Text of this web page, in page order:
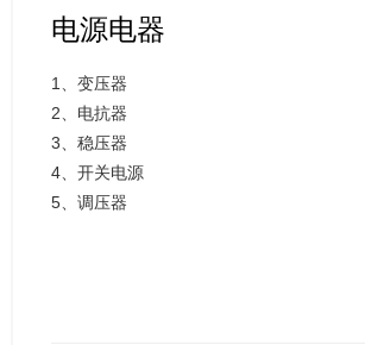
电源电器
1、变压器
2、电抗器
3、稳压器
4、开关电源
5、调压器